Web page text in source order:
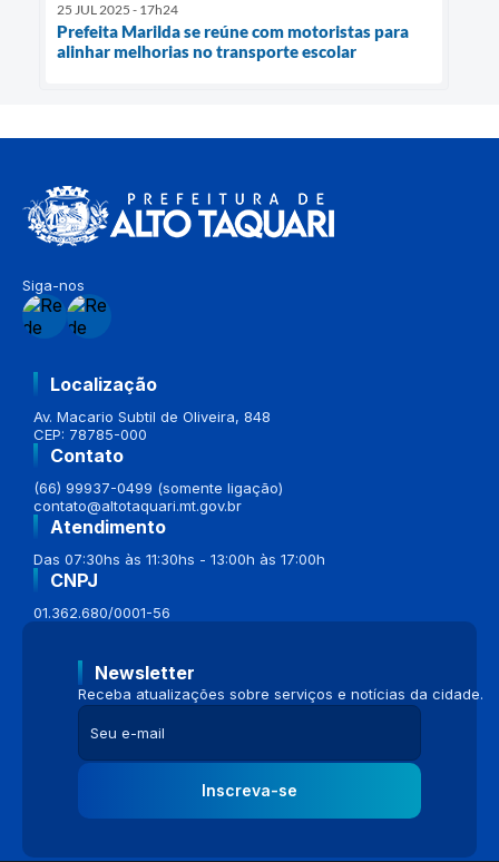
25 JUL 2025 - 17h24
Prefeita Marilda se reúne com motoristas para
alinhar melhorias no transporte escolar
Siga-nos
Localização
Av. Macario Subtil de Oliveira, 848
CEP: 78785-000
Contato
(66) 99937-0499 (somente ligação)
contato@altotaquari.mt.gov.br
Atendimento
Das 07:30hs às 11:30hs - 13:00h às 17:00h
CNPJ
01.362.680/0001-56
Newsletter
Receba atualizações sobre serviços e notícias da cidade.
Inscreva-se